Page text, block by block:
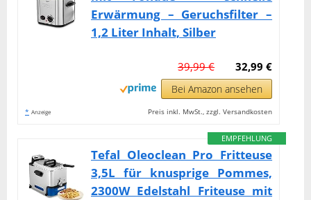
Erwärmung – Geruchsfilter –
1,2 Liter Inhalt, Silber
32,99 €
39,99 €
Bei Amazon ansehen
* Anzeige Preis inkl. MwSt., zzgl. Versandkosten
EMPFEHLUNG
Tefal Oleoclean Pro Fritteuse
3,5L für knusprige Pommes,
2300W Edelstahl Friteuse mit